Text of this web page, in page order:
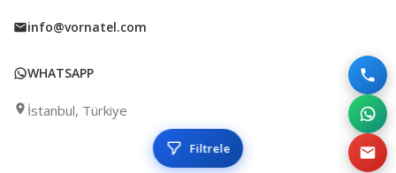
Filtrele
info@vornatel.com
WHATSAPP
İstanbul, Türkiye